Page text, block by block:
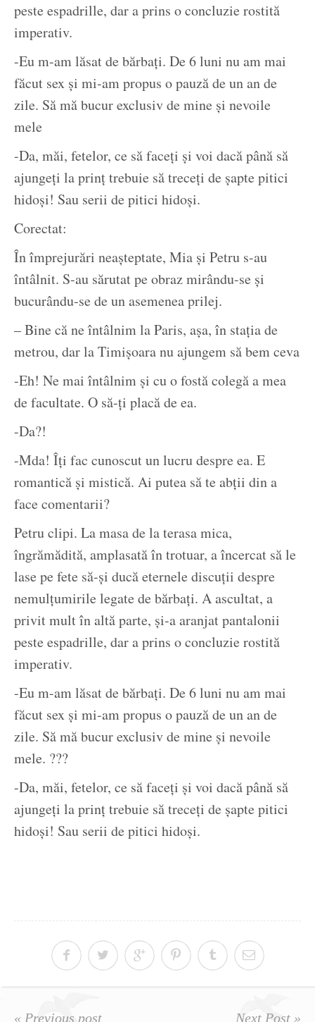
peste espadrille, dar a prins o concluzie rostită
imperativ.
-Eu m-am lăsat de bărbați. De 6 luni nu am mai
făcut sex și mi-am propus o pauză de un an de
zile. Să mă bucur exclusiv de mine și nevoile
mele
-Da, măi, fetelor, ce să faceți și voi dacă până să
ajungeți la prinț trebuie să treceți de șapte pitici
hidoși! Sau serii de pitici hidoși.
Corectat:
În împrejurări neașteptate, Mia și Petru s-au
întâlnit. S-au sărutat pe obraz mirându-se și
bucurându-se de un asemenea prilej.
– Bine că ne întâlnim la Paris, așa, în stația de
metrou, dar la Timișoara nu ajungem să bem ceva
-Eh! Ne mai întâlnim și cu o fostă colegă a mea
de facultate. O să-ți placă de ea.
-Da?!
-Mda! Îți fac cunoscut un lucru despre ea. E
romantică și mistică. Ai putea să te abții din a
face comentarii?
Petru clipi. La masa de la terasa mica,
îngrămădită, amplasată în trotuar, a încercat să le
lase pe fete să-și ducă eternele discuții despre
nemulțumirile legate de bărbați. A ascultat, a
privit mult în altă parte, și-a aranjat pantalonii
peste espadrille, dar a prins o concluzie rostită
imperativ.
-Eu m-am lăsat de bărbați. De 6 luni nu am mai
făcut sex și mi-am propus o pauză de un an de
zile. Să mă bucur exclusiv de mine și nevoile
mele. ???
-Da, măi, fetelor, ce să faceți și voi dacă până să
ajungeți la prinț trebuie să treceți de șapte pitici
hidoși! Sau serii de pitici hidoși.
« Previous post Next Post »